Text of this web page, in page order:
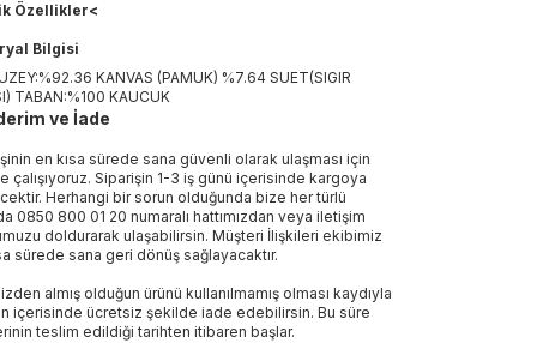
Özellikler<
Bilgisi
KANVAS (PAMUK) %7.64 SUET(SIGIR
TABAN:%100 KAUCUK
ve İade
en kısa sürede sana güvenli olarak ulaşması için
çalışıyoruz. Siparişin 1-3 iş günü içerisinde kargoya
Herhangi bir sorun olduğunda bize her türlü
0850 800 01 20 numaralı hattımızdan veya iletişim
doldurarak ulaşabilirsin. Müşteri İlişkileri ekibimiz
sürede sana geri dönüş sağlayacaktır.
almış olduğun ürünü kullanılmamış olması kaydıyla
içerisinde ücretsiz şekilde iade edebilirsin. Bu süre
teslim edildiği tarihten itibaren başlar.